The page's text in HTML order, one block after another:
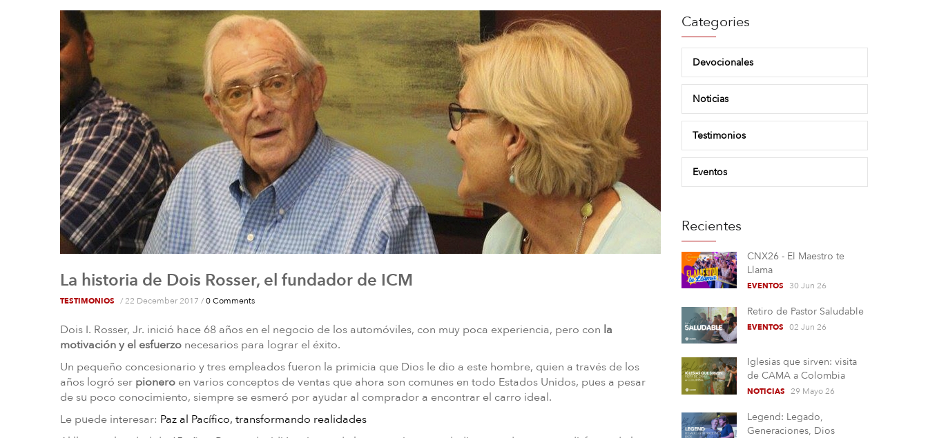
la
navegación
La historia de Dois Rosser, el fundador de ICM
TESTIMONIOS /22 December 2017 /0 Comments
Dois I. Rosser, Jr. inició hace 68 años en el negocio de los automóviles, con muy poca experiencia, pero con la
motivación y el esfuerzo necesarios para lograr el éxito.
Un pequeño concesionario y tres empleados fueron la primicia que Dios le dio a este hombre, quien a través de los
años logró ser pionero en varios conceptos de ventas que ahora son comunes en todo Estados Unidos, pues a pesar
de su poco conocimiento, siempre se esmeró por ayudar al comprador a encontrar el carro ideal.
Le puede interesar: Paz al Pacífico, transformando realidades
Categories
Devocionales
Noticias
Testimonios
Eventos
Recientes
CNX26 - El Maestro te
Llama
EVENTOS 30 Jun 26
Retiro de Pastor Saludable
EVENTOS 02 Jun 26
Iglesias que sirven: visita
de CAMA a Colombia
NOTICIAS 29 Mayo 26
Legend: Legado,
Generaciones, Dios